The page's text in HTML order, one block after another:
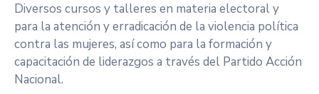
Diversos cursos y talleres en materia electoral y
para la atención y erradicación de la violencia política
contra las mujeres, así como para la formación y
capacitación de liderazgos a través del Partido Acción
Nacional.